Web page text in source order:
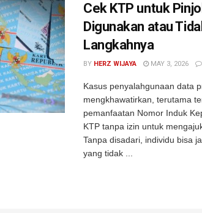
Cek KTP untuk
Digunakan atau
Langkahnya
BY HERZ WIJAYA MAY 3, 2026
Kasus penyalahgunaan data
mengkhawatirkan, terutama
pemanfaatan Nomor Induk
KTP tanpa izin untuk
Tanpa disadari, individu bisa
yang tidak ...